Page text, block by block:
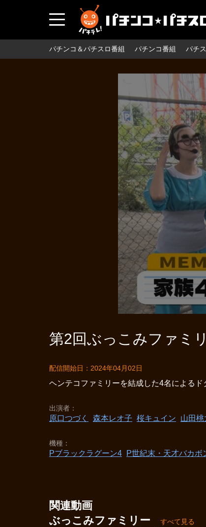
パチンコ＆パチスロ番組 パチンコ番組 パチ
第2回ぶっこみファミ
配信開始日：2024年04月02日
ヘンテコファミリーを結成した4名による
出演者
原口つづく 森本レオ子 桜キュイン 山田桃
機種
Pブラックラグーン4 P世紀末・天才バカボ
関連動画
ぶっこみファミリー
すべて見る